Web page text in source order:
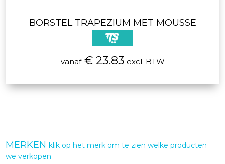
BORSTEL TRAPEZIUM MET MOUSSE
vanaf€ 23.83 excl. BTW
MERKENklik op het merk om te zien welke producten
we verkopen